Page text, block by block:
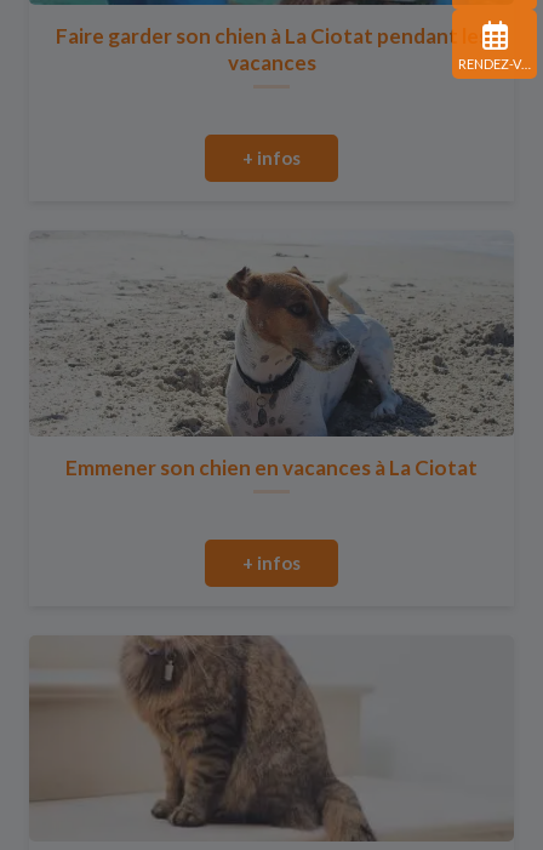
RENDEZ-VOUS
Faire garder son chien à La Ciotat pendant les
vacances
+ infos
Emmener son chien en vacances à La Ciotat
+ infos